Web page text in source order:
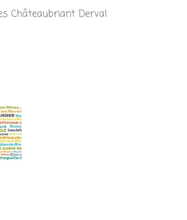
Châteaubriant Derval